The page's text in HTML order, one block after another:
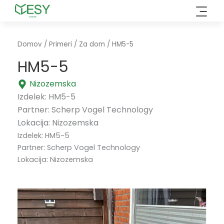
Preskoči
Domov / Primeri / Za dom / HM5-5
HM5-5
Nizozemska
Izdelek: HM5-5
Partner: Scherp Vogel Technology
Lokacija: Nizozemska
Izdelek: HM5-5
Partner: Scherp Vogel Technology
Lokacija: Nizozemska